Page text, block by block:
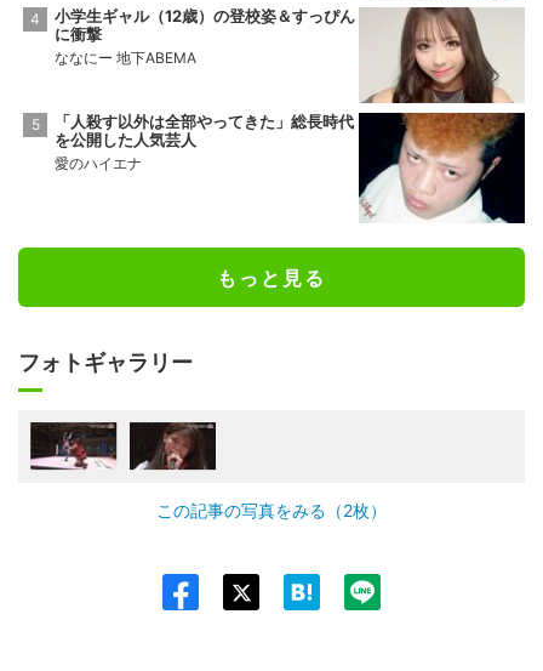
小学生ギャル（12歳）の登校姿＆すっぴん
に衝撃
ななにー 地下ABEMA
「人殺す以外は全部やってきた」総長時代
を公開した人気芸人
愛のハイエナ
もっと見る
フォトギャラリー
この記事の写真をみる（2枚）